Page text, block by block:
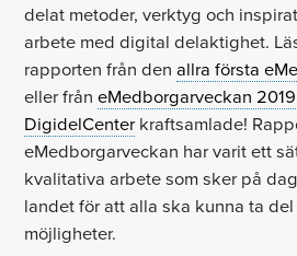
delat metoder, verktyg och
arbete med digital delaktighet.
rapporten från denallra första
eller fråneMedborgarveckan 2019
DigidelCenterkraftsamlade!
eMedborgarveckan har varit ett
kvalitativa arbete som sker på
landet för att alla ska kunna ta
möjligheter.